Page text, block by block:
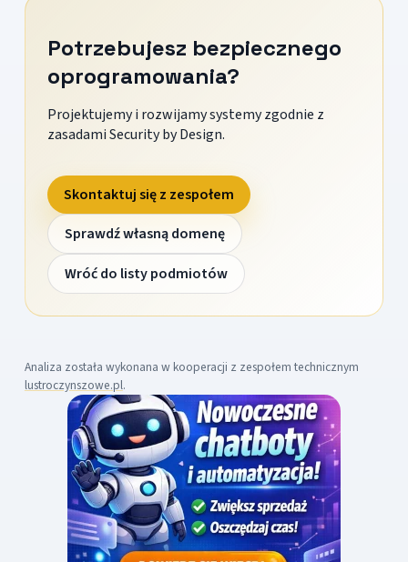
Potrzebujesz bezpiecznego
oprogramowania?
Projektujemy i rozwijamy systemy zgodnie z
zasadami Security by Design.
Skontaktuj się z zespołem
Sprawdź własną domenę
Wróć do listy podmiotów
Analiza została wykonana w kooperacji z zespołem technicznym
lustroczynszowe.pl.